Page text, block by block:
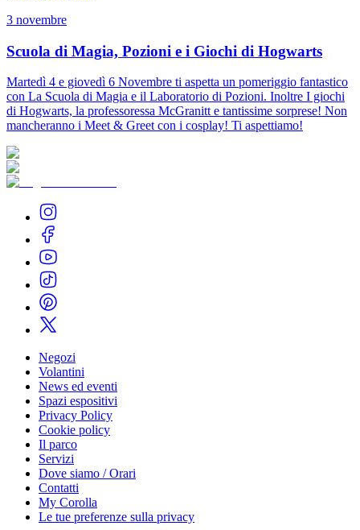
3 novembre
Scuola di Magia, Pozioni e i Giochi di Hogwarts
Martedì 4 e giovedì 6 Novembre ti aspetta un pomeriggio fantastico
con La Scuola di Magia e il Laboratorio di Pozioni. Inoltre I giochi
di Hogwarts, la professoressa McGranitt e tantissime sorprese! Non
mancheranno i Meet & Greet con i cosplay! Ti aspettiamo!
Negozi
Volantini
News ed eventi
Spazi espositivi
Privacy Policy
Cookie policy
Il parco
Servizi
Dove siamo / Orari
Contatti
My Corolla
Le tue preferenze sulla privacy